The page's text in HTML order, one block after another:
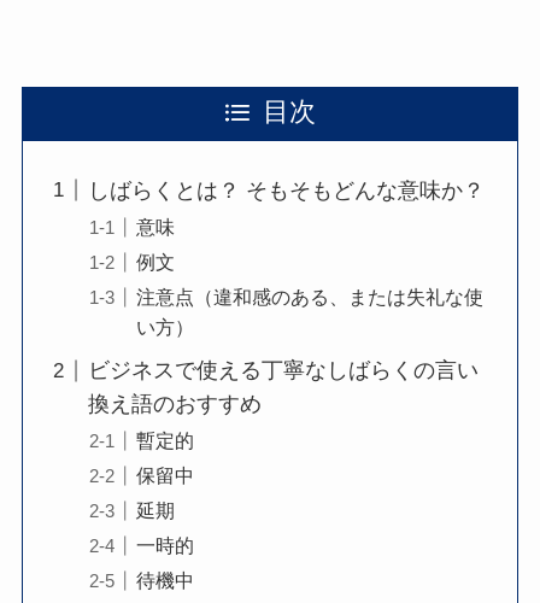
目次
しばらくとは？ そもそもどんな意味か？
意味
例文
注意点（違和感のある、または失礼な使
い方）
ビジネスで使える丁寧なしばらくの言い
換え語のおすすめ
暫定的
保留中
延期
一時的
待機中